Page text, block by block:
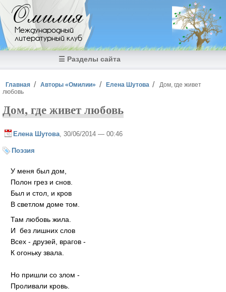
Перейти к основному содержанию
Омилия
Международный
литературный клуб
☰ Разделы сайта
Вы здесь
Главная Авторы «Омилии» Елена Шутова
Дом, где живет
любовь
Дом, где живет любовь
Елена Шутова , 30/06/2014 — 00:46
Поэзия
У меня был дом,
Полон грез и снов.
Был и стол, и кров
В светлом доме том.
Там любовь жила.
И без лишних слов
Всех - друзей, врагов -
К огоньку звала.
Но пришли со злом -
Проливали кровь.